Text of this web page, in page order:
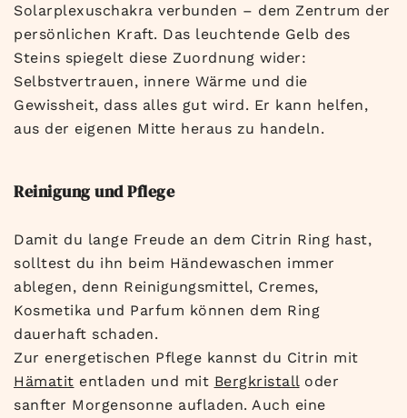
Solarplexuschakra verbunden – dem Zentrum der
persönlichen Kraft. Das leuchtende Gelb des
Steins spiegelt diese Zuordnung wider:
Selbstvertrauen, innere Wärme und die
Gewissheit, dass alles gut wird. Er kann helfen,
aus der eigenen Mitte heraus zu handeln.
Reinigung und Pflege
Damit du lange Freude an dem Citrin Ring hast,
solltest du ihn beim Händewaschen immer
ablegen, denn Reinigungsmittel, Cremes,
Kosmetika und Parfum können dem Ring
dauerhaft schaden.
Zur energetischen Pflege kannst du Citrin mit
Hämatit entladen und mit Bergkristalloder
sanfter Morgensonne aufladen. Auch eine